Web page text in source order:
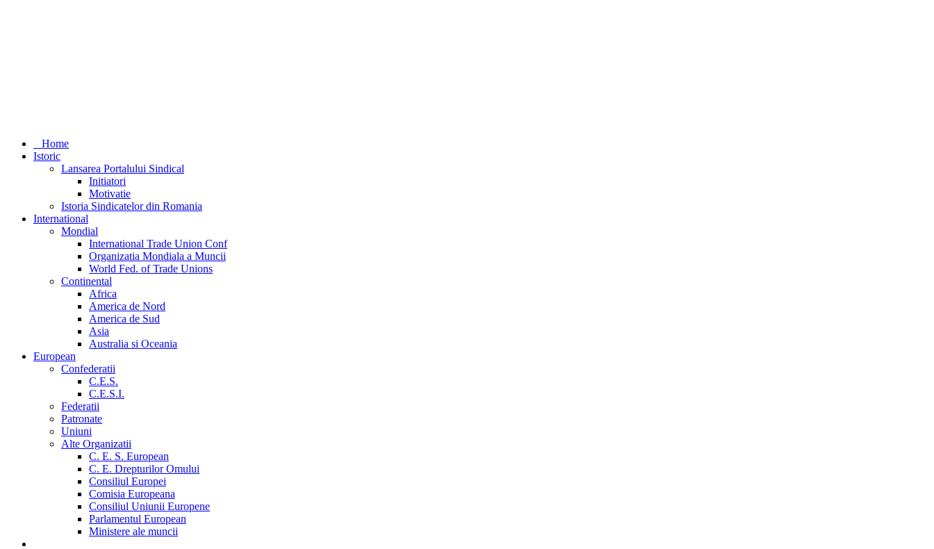
Home
Istoric
Lansarea Portalului Sindical
Initiatori
Motivatie
Istoria Sindicatelor din Romania
International
Mondial
International Trade Union Conf
Organizatia Mondiala a Muncii
World Fed. of Trade Unions
Continental
Africa
America de Nord
America de Sud
Asia
Australia si Oceania
European
Confederatii
C.E.S.
C.E.S.I.
Federatii
Patronate
Uniuni
Alte Organizatii
C. E. S. European
C. E. Drepturilor Omului
Consiliul Europei
Comisia Europeana
Consiliul Uniunii Europene
Parlamentul European
Ministere ale muncii